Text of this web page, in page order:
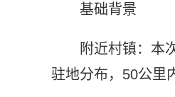
基础背景
附近村镇：本
驻地分布，50公里